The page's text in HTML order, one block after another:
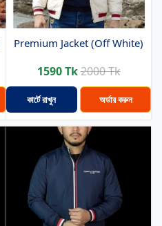
Premium Jacket (Off White)
1590 Tk2000 Tk
কার্টে রাখুন অর্ডার করুন